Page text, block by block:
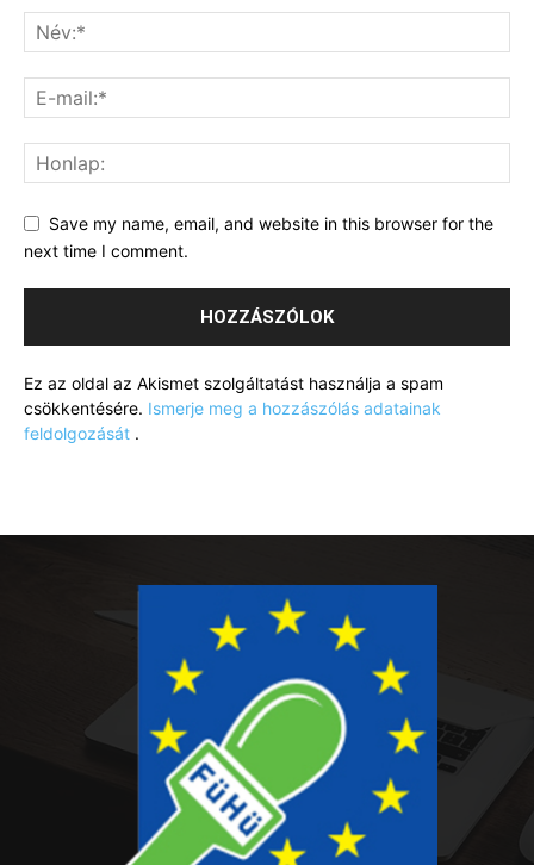
Save my name, email, and website in this browser for the
next time I comment.
Ez az oldal az Akismet szolgáltatást használja a spam
csökkentésére. Ismerje meg a hozzászólás adatainak
feldolgozását .